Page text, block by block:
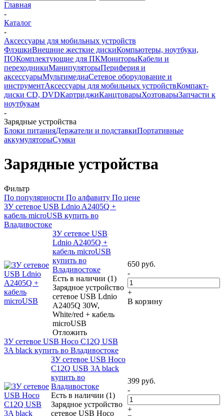
Главная
-
Каталог
-
Аксессуары для мобильных устройств
ФлэшкиВнешние жесткие дискиКомпьютеры, ноутбуки,
ПОКомплектующие для ПКМониторыКабели и
переходникиМанипуляторыПериферия и
аксессуарыМультимедиаСетевое оборудование и
инструментАксессуары для мобильных устройствКомпакт-
диски CD, DVDКартриджиКанцтоварыХозтоварыЗапчасти к
ноутбукам
-
Зарядные устройства
Блоки питанияДержатели и подставкиПортативные
аккумуляторыСумки
Зарядные устройства
Фильтр
По популярности По алфавиту По цене
ЗУ сетевое USB Ldnio A2405Q +
кабель microUSB купить во
Владивостоке
ЗУ сетевое USB
Ldnio A2405Q +
кабель microUSB
купить во
Владивостоке
Есть в наличии (1)
Зарядное устройство
сетевое USB Ldnio
A2405Q 30W,
White/red + кабель
microUSB
Отложить
650 руб.
-
+
В корзину
ЗУ сетевое USB Hoco C12Q USB
3A black купить во Владивостоке
ЗУ сетевое USB Hoco
C12Q USB 3A black
купить во
Владивостоке
Есть в наличии (1)
Зарядное устройство
сетевое USB Hoco
399 руб.
-
+